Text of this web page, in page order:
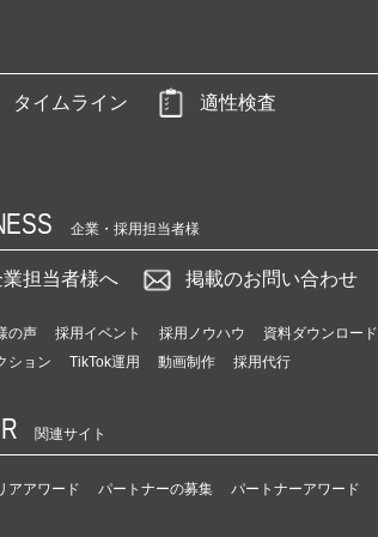
タイムライン 適性検査
企業・採用担当者様
業担当者様へ 掲載のお問い合わせ
の声 採用イベント 採用ノウハウ 資料ダウンロード
ション
TikTok運用 動画制作 採用代行
関連サイト
アアワード パートナーの募集 パートナーアワード